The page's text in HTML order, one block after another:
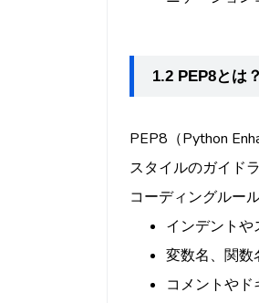
1.2 PEP8とは？
PEP8（Python
スタイルのガイド
コーディングルー
インデント
変数名、関数
コメントや